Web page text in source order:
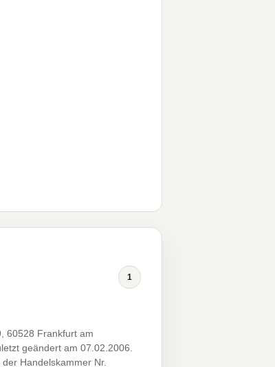
1
60528 Frankfurt am
geändert am 07.02.2006.
Handelskammer Nr.